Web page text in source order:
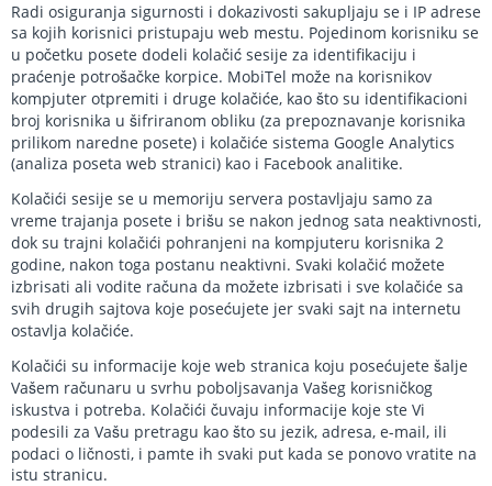
Radi osiguranja sigurnosti i dokazivosti sakupljaju se i IP adrese
sa kojih korisnici pristupaju web mestu. Pojedinom korisniku se
u početku posete dodeli kolačić sesije za identifikaciju i
praćenje potrošačke korpice. MobiTel može na korisnikov
kompjuter otpremiti i druge kolačiće, kao što su identifikacioni
broj korisnika u šifriranom obliku (za prepoznavanje korisnika
prilikom naredne posete) i kolačiće sistema Google Analytics
(analiza poseta web stranici) kao i Facebook analitike.
Kolačići sesije se u memoriju servera postavljaju samo za
vreme trajanja posete i brišu se nakon jednog sata neaktivnosti,
dok su trajni kolačići pohranjeni na kompjuteru korisnika 2
godine, nakon toga postanu neaktivni. Svaki kolačić možete
izbrisati ali vodite računa da možete izbrisati i sve kolačiće sa
svih drugih sajtova koje posećujete jer svaki sajt na internetu
ostavlja kolačiće.
Kolačići su informacije koje web stranica koju posećujete šalje
Vašem računaru u svrhu poboljsavanja Vašeg korisničkog
iskustva i potreba. Kolačići čuvaju informacije koje ste Vi
podesili za Vašu pretragu kao što su jezik, adresa, e-mail, ili
podaci o ličnosti, i pamte ih svaki put kada se ponovo vratite na
istu stranicu.